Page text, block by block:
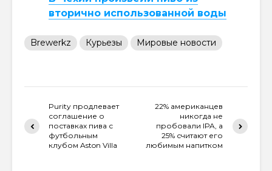
вторично использованной воды
Brewerkz Курьезы Мировые новости
Purity продлевает
соглашение о
поставках пива с
футбольным
клубом Aston Villa
22% американцев
никогда не
пробовали IPA, а
25% считают его
любимым напитком